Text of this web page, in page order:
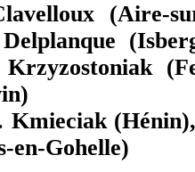
(Aire-
en-Gohelle)